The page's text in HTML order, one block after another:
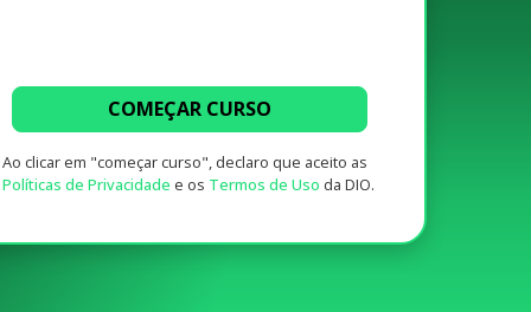
COMEÇAR CURSO
Ao clicar em "começar curso", declaro que aceito as
Políticas de Privacidade e os Termos de Uso da DIO.